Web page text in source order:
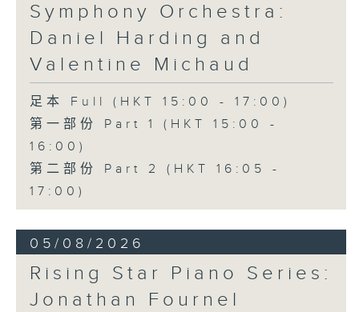
《春江花月夜》 (12’)
《昭君怨》 (8’)
《秋決》 (20’)
香港中樂團主辦，2006年香港藝術節節目。
2006年2月26日香港大會堂音樂廳錄音。
Symphony Orchestra:
Daniel Harding and
Valentine Michaud
足本 Full (HKT 15:00 - 17:00)
第一部份 Part 1 (HKT 15:00 -
16:00)
第二部份 Part 2 (HKT 16:05 -
17:00)
05/08/2026
Rising Star Piano Series:
Jonathan Fournel